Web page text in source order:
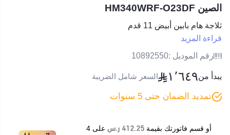
الصين HM340WRF-O23DF
ثلاجة هام بابين أبيض 11 قدم
قراءة المزيد
رقم الموديل :10892550
يبدأ من١٬٦٤٩ السعر شامل الضريبة
تمديد الضمان حتى 5 سنوات
أو قسم فاتورتك بقيمة 412.25 ر.س على 4